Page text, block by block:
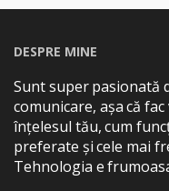
DESPRE MINE
Sunt super pasionată
comunicare, așa că
înțelesul tău, cum
preferate și cele mai
Tehnologia e